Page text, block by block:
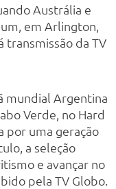
Austrália e
em Arlington,
transmissão da TV
mundial Argentina
Verde, no Hard
por uma geração
a seleção
e avançar no
pela TV Globo.